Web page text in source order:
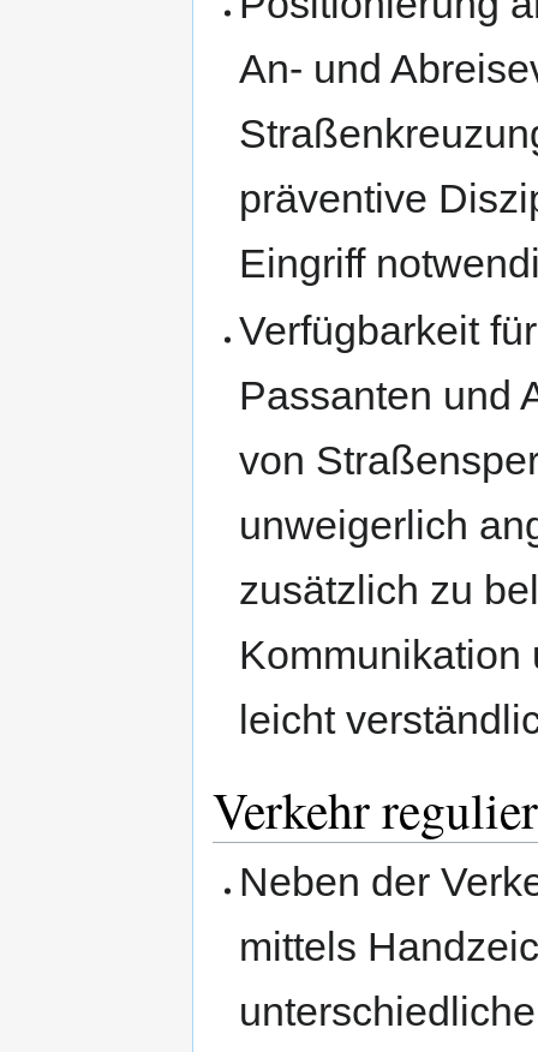
An- und
präventive
Eingriff
Verfügbarkeit
Passanten und
von
unweigerlich
zusätzlich zu
Kommunikation
leicht
Verkehr
Neben der
mittels